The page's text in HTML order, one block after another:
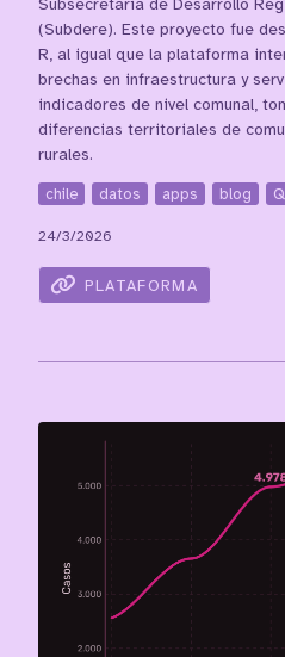
Subsecretaría de Desarrollo
(Subdere). Este proyecto fue
R, al igual que la plataforma
brechas en infraestructura y
indicadores de nivel comunal,
diferencias territoriales de
rurales.
chile datos apps blog
24/3/2026
PLATAFORMA